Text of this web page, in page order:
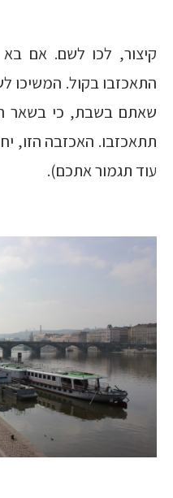
קיצור, לכו לשם. אם
התאכזבו בקול. המשיכו
שאתם בשבת, כי בשאר
תתאכזבו. האכזבה הזו,
עוד תגמור אתכם).